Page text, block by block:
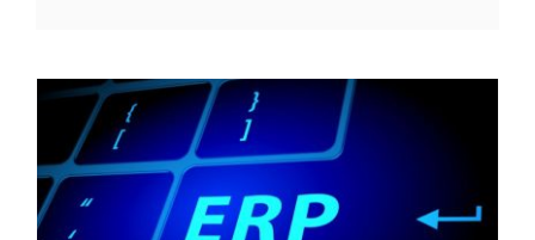
5 señales de que tu empresa necesita
implantar un ERP